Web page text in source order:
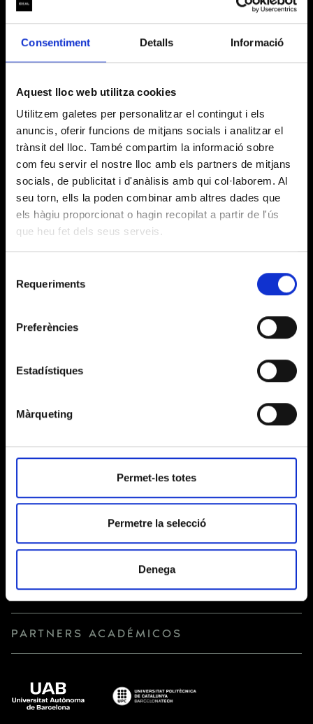
Consentiment Detalls Informació
Aquest lloc web utilitza cookies
Utilitzem galetes per personalitzar el contingut i els
anuncis, oferir funcions de mitjans socials i analitzar el
trànsit del lloc. També compartim la informació sobre
com feu servir el nostre lloc amb els partners de mitjans
socials, de publicitat i d'anàlisis amb qui col·laborem. Al
seu torn, ells la poden combinar amb altres dades que
els hàgiu proporcionat o hagin recopilat a partir de l'ús
que heu fet dels seus serveis.
Requeriments
Preferències
Estadístiques
Màrqueting
Permet-les totes
Permetre la selecció
Denega
PARTNERS ARTÍSTICOS
PARTNERS TECNOLÓGICOS
PARTNER OFICIAL
PARTNERS ACADÉMICOS
INFORMACIÓN BÁSICA SOBRE EL TRATAMIENTO DE DATOS
(Reglamento (UE) 2016/679)
RESPONSABLE
DEL
TRATAMIENTO
Le informamos de que Layers of Reality, SL, con
domicilio en Carrer Badajoz, 38 – 40, Barcelona,
08005, es la entidad responsable del tratamiento de
sus datos personales.
participación en los actos, actividades y eventos que
organice y, en su caso, gestionar las donaciones y/o
Los datos podrán ser cedidos a entidades financieras
o plataformas de pago adheridas al «Privacy Shield»
para la gestión del pago de las donaciones y/o
de estos casos, los datos no se cederán a terceros
salvo que lo exija la ley o sea necesario para cumplir
Acceder, rectificar y suprimir los datos, así como el
resto de derechos explicados en la
privacidad.